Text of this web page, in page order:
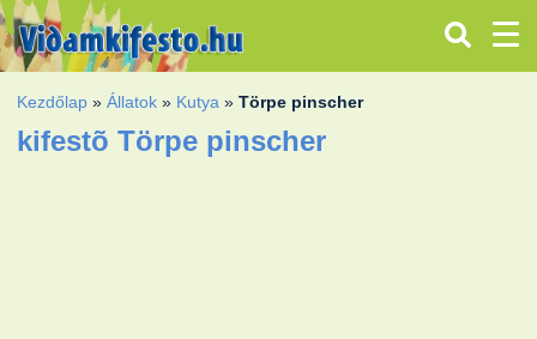
Kezdőlap »Állatok » Kutya »Törpe pinscher
kifestõ Törpe pinscher